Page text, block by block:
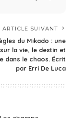
ARTICLE SUIVANT
du Mikado : une
la vie, le destin et
dans le chaos. Écrit
par Erri De Luca